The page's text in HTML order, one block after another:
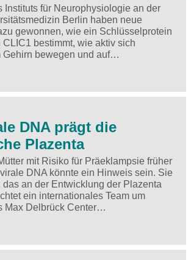
Instituts für Neurophysiologie an der
Berlin haben neue
gewonnen, wie ein Schlüsselprotein
CLIC1 bestimmt, wie aktiv sich
Gehirn bewegen und auf…
DNA prägt die
Plazenta
mit Risiko für Präeklampsie früher
DNA könnte ein Hinweis sein. Sie
das an der Entwicklung der Plazenta
ein internationales Team um
Max Delbrück Center…